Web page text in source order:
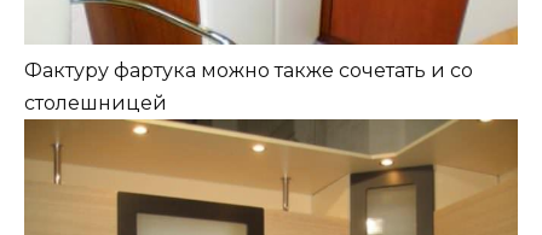
Фактуру фартука можно также сочетать и со
столешницей